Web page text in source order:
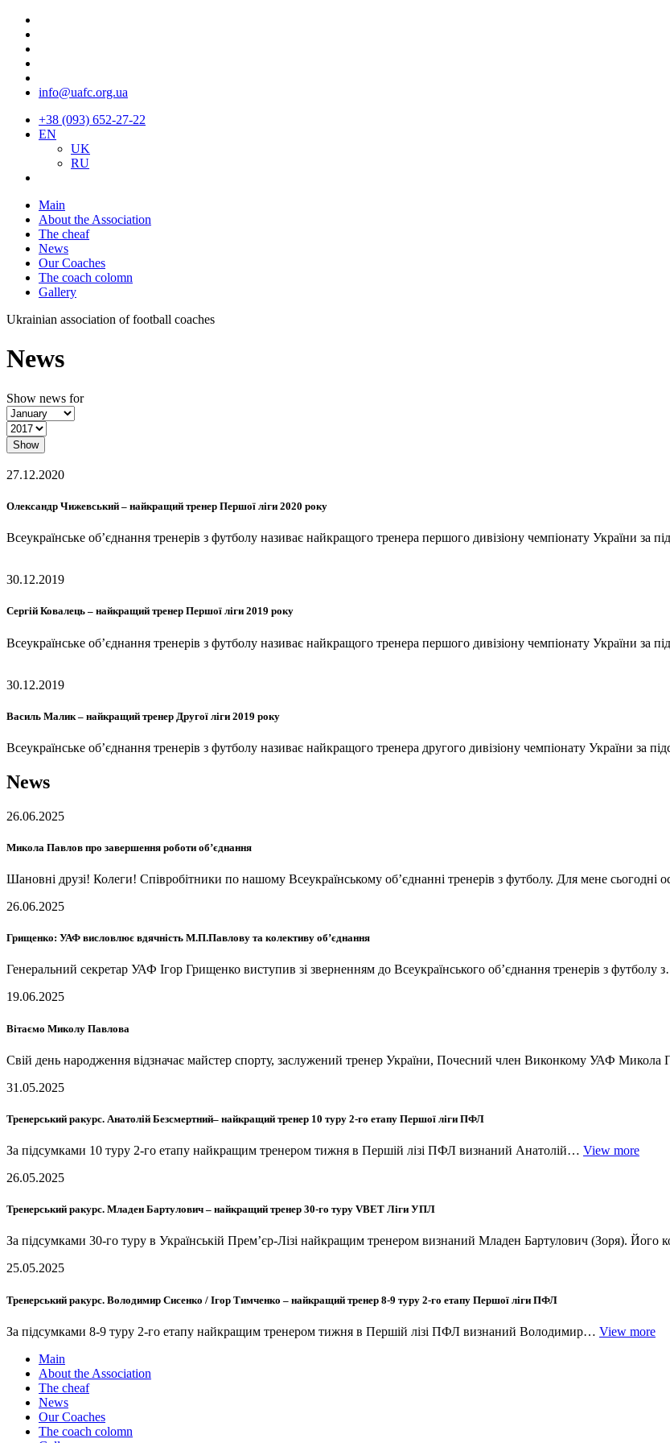
info@uafc.org.ua
+38 (093) 652-27-22
EN
UK
RU
Main
About the Association
The cheaf
News
Our Coaches
The coach colomn
Gallery
Ukrainian association of football coaches
News
Show news for
Show
27.12.2020
Олександр Чижевський – найкращий тренер Першої ліги 2020 року
Всеукраїнське об’єднання тренерів з футболу називає найкращого тренера першого дивізіону чемпіонату України за
30.12.2019
Сергій Ковалець – найкращий тренер Першої ліги 2019 року
Всеукраїнське об’єднання тренерів з футболу називає найкращого тренера першого дивізіону чемпіонату України за
30.12.2019
Василь Малик – найкращий тренер Другої ліги 2019 року
Всеукраїнське об’єднання тренерів з футболу називає найкращого тренера другого дивізіону чемпіонату України за
News
26.06.2025
Микола Павлов про завершення роботи об’єднання
Шановні друзі! Колеги! Співробітники по нашому Всеукраїнському об’єднанні тренерів з футболу. Для мене сьогодні
26.06.2025
Грищенко: УАФ висловлює вдячність М.П.Павлову та колективу об’єднання
Генеральний секретар УАФ Ігор Грищенко виступив зі зверненням до Всеукраїнського об’єднання тренерів з футболу
19.06.2025
Вітаємо Миколу Павлова
Свій день народження відзначає майстер спорту, заслужений тренер України, Почесний член Виконкому УАФ
31.05.2025
Тренерський ракурс. Анатолій Безсмертний– найкращий тренер 10 туру 2-го етапу Першої ліги ПФЛ
За підсумками 10 туру 2-го етапу найкращим тренером тижня в Першій лізі ПФЛ визнаний Анатолій… View more
26.05.2025
Тренерський ракурс. Младен Бартулович – найкращий тренер 30-го туру VBET Ліги УПЛ
За підсумками 30-го туру в Українській Прем’єр-Лізі найкращим тренером визнаний Младен Бартулович (Зоря). Його
25.05.2025
Тренерський ракурс. Володимир Сисенко / Ігор Тимченко – найкращий тренер 8-9 туру 2-го етапу Першої ліги ПФЛ
За підсумками 8-9 туру 2-го етапу найкращим тренером тижня в Першій лізі ПФЛ визнаний Володимир… View more
Main
About the Association
The cheaf
News
Our Coaches
The coach colomn